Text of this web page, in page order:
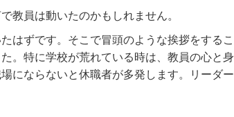
教員は動いたのかもしれません。
はずです。そこで冒頭のような挨拶をするこ
。特に学校が荒れている時は、教員の心と身
にならないと休職者が多発します。リーダー